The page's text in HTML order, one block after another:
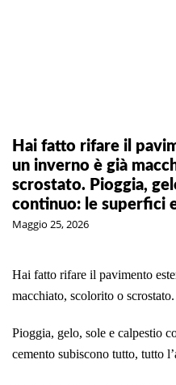
Hai fatto rifare il
un inverno è già
scrostato. Pioggia,
continuo: le superfici
Maggio 25, 2026
Hai fatto rifare il pavimento
macchiato, scolorito o scrostato.
Pioggia, gelo, sole e calpestio
cemento subiscono tutto, tutto